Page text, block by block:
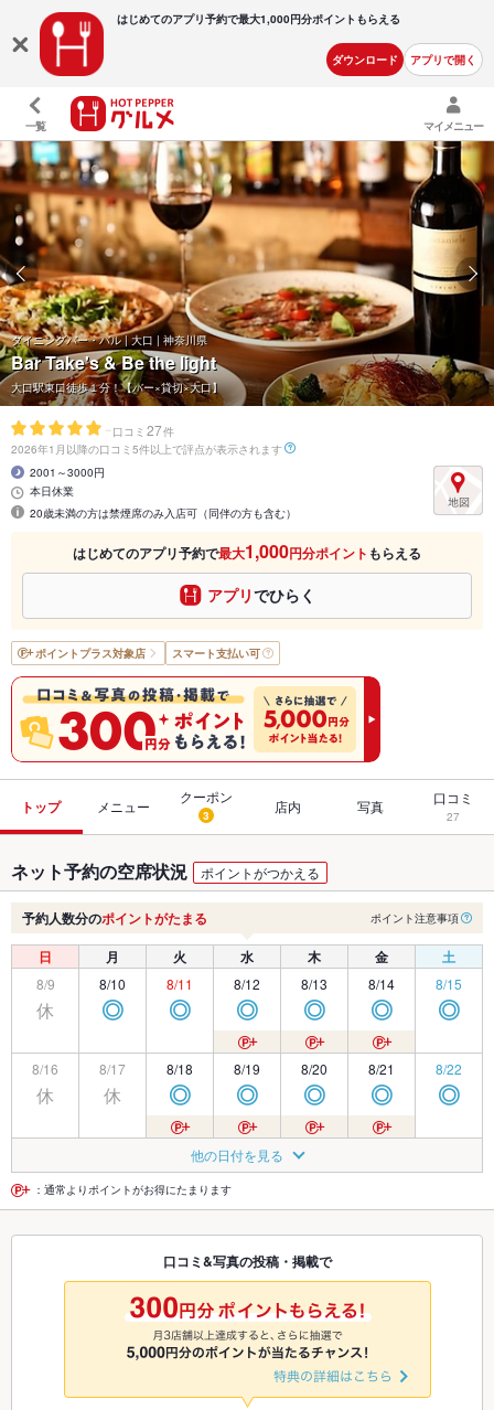
はじめてのアプリ予約で最大1,000円分ポイントもらえる
ダウンロード アプリで開く
一覧 マイメニュー
ダイニングバー・バル | 大口 | 神奈川県
Bar Take's & Be the light
大口駅東口徒歩１分！【バー×貸切×大口】
- 口コミ 27件
2026年1月以降の口コミ5件以上で評点が表示されます
2001～3000円
本日休業
20歳未満の方は禁煙席のみ入店可（同伴の方も含む）
はじめてのアプリ予約で最大1,000円分ポイント もらえる
アプリでひらく
ポイントプラス対象店 スマート支払い可
トップ メニュー
クーポン
3 店内 写真 口コミ
27
ネット予約の空席状況 ポイントがつかえる
予約人数分のポイントがたまる ポイント注意事項
日 月 火 水 木 金 土
8/9
休
8/10
◎
8/11
◎
8/12
◎
8/13
◎
8/14
◎
8/15
◎
8/16
休
8/17
休
8/18
◎
8/19
◎
8/20
◎
8/21
◎
8/22
◎
休 休
8/25
◎
8/26
◎
8/27
◎ ◎ ◎
8/30 8/31 9/1
◎
9/2
◎
9/3
◎
9/4 9/5
9/8
◎
9/9
◎
9/10
◎
9/11
他の日付を見る
：通常よりポイントがお得にたまります
口コミ&写真の投稿・掲載で